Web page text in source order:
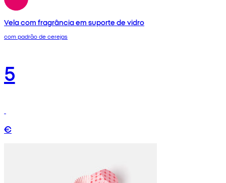
Vela com fragrância em suporte de vidro
com padrão de cerejas
5
€